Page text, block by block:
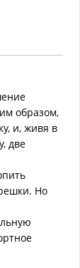
образом,
и, живя в
две
Но